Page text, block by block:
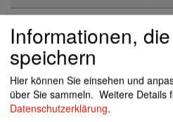
Kindertagesstätte
chen
Kinder
Kindertagesstätte
Informationen,
speichern
Hier können Sie einsehen und
über Sie sammeln. Weitere Details
Datenschutzerklärung.